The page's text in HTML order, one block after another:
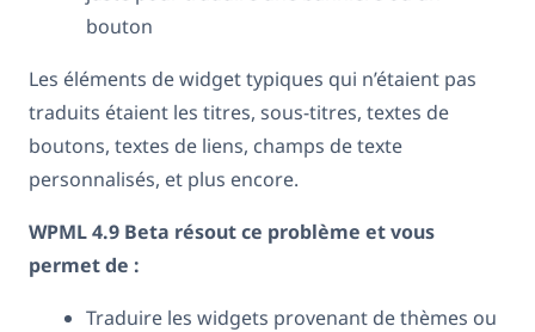
bouton
Les éléments de widget typiques qui n’étaient pas
traduits étaient les titres, sous-titres, textes de
boutons, textes de liens, champs de texte
personnalisés, et plus encore.
WPML 4.9 Beta résout ce problème et vous
permet de :
Traduire les widgets provenant de thèmes ou